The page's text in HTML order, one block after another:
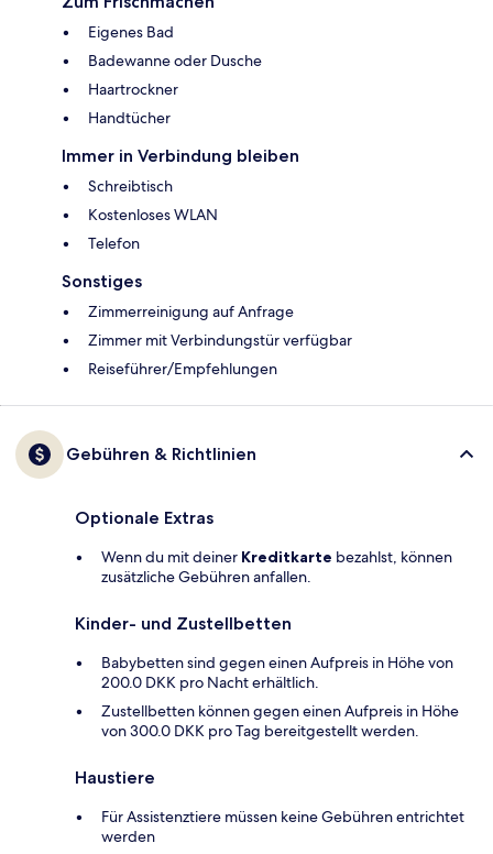
Eigenes Bad
Badewanne oder Dusche
Haartrockner
Handtücher
Immer in Verbindung bleiben
Schreibtisch
Kostenloses WLAN
Telefon
Sonstiges
Zimmerreinigung auf Anfrage
Zimmer mit Verbindungstür verfügbar
Reiseführer/Empfehlungen
Gebühren & Richtlinien
Optionale Extras
Wenn du mit deiner Kreditkarte bezahlst, können
zusätzliche Gebühren anfallen.
Kinder- und Zustellbetten
Babybetten sind gegen einen Aufpreis in Höhe von
200.0 DKK pro Nacht erhältlich.
Zustellbetten können gegen einen Aufpreis in Höhe
von 300.0 DKK pro Tag bereitgestellt werden.
Haustiere
Für Assistenztiere müssen keine Gebühren entrichtet
werden